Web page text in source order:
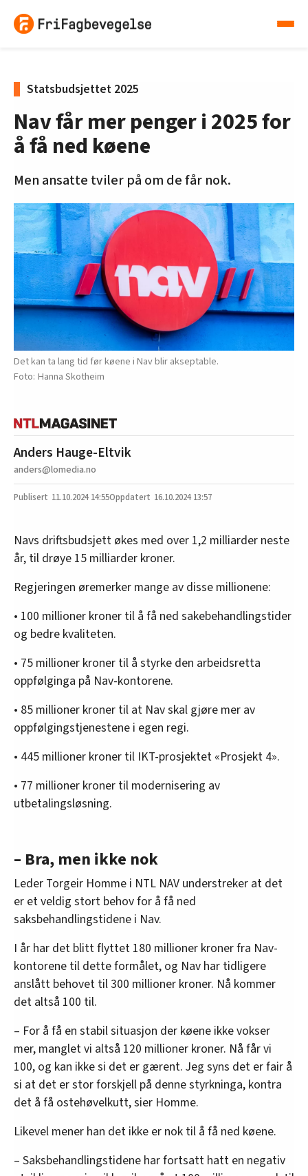
Statsbudsjettet 2025
Nav får mer penger i 2025 for
å få ned køene
Men ansatte tviler på om de får nok.
Det kan ta lang tid før køene i Nav blir akseptable.
Hanna Skotheim
Anders Hauge-Eltvik
anders@lomedia.no
11.10.2024 14:55 16.10.2024 13:57
Navs driftsbudsjett økes med over 1,2 milliarder neste
år, til drøye 15 milliarder kroner.
Regjeringen øremerker mange av disse millionene:
• 100 millioner kroner til å få ned sakebehandlingstider
og bedre kvaliteten.
• 75 millioner kroner til å styrke den arbeidsretta
oppfølginga på Nav-kontorene.
• 85 millioner kroner til at Nav skal gjøre mer av
oppfølgingstjenestene i egen regi.
• 445 millioner kroner til IKT-prosjektet «Prosjekt 4».
• 77 millioner kroner til modernisering av
utbetalingsløsning.
– Bra, men ikke nok
Leder Torgeir Homme i NTL NAV understreker at det
er et veldig stort behov for å få ned
saksbehandlingstidene i Nav.
I år har det blitt flyttet 180 millioner kroner fra Nav-
kontorene til dette formålet, og Nav har tidligere
anslått behovet til 300 millioner kroner. Nå kommer
det altså 100 til.
– For å få en stabil situasjon der køene ikke vokser
mer, manglet vi altså 120 millioner kroner. Nå får vi
100, og kan ikke si det er gærent. Jeg syns det er fair å
si at det er stor forskjell på denne styrkninga, kontra
det å få ostehøvelkutt, sier Homme.
Likevel mener han det ikke er nok til å få ned køene.
– Saksbehandlingstidene har fortsatt hatt en negativ